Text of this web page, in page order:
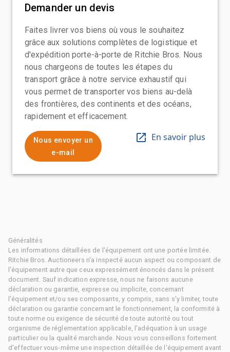
Demander un devis
Faites livrer vos biens où vous le souhaitez
grâce aux solutions complètes de logistique et
d'expédition porte-à-porte de Ritchie Bros. Nous
nous chargeons de toutes les étapes du
transport grâce à notre service exhaustif qui
vous permet de transporter vos biens au-delà
des frontières, des continents et des océans,
rapidement et efficacement.
Nous envoyer un
e-mail
En savoir plus
Généralités
Les informations détaillées de l'équipement ont une portée limitée.
Ritchie Bros. Auctioneers n'a inspecté aucun aspect ou composant de
l'équipement autre que ceux expressément énoncés dans le présent
document. Sauf indication expresse, nous ne faisons aucune
déclaration ou garantie, expresse ou implicite, concernant
l'équipement et/ou ses composants, y compris, sans s'y limiter, toute
déclaration ou garantie concernant le fonctionnement, la conformité à
toute norme ou exigence de sécurité de toute autorité ou tout
organisme de réglementation applicable, l'adéquation à un usage
particulier ou la qualité marchande. Nous vous conseillons fortement
d'effectuer vous-même une inspection détaillée de l'équipement avant